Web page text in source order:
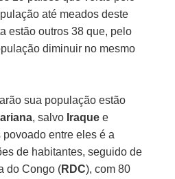
até meados deste
estão outros 38 que, pelo
diminuir no mesmo
sua população estão
, salvo Iraque e
povoado entre eles é a
de habitantes, seguido de
do Congo (RDC), com 80